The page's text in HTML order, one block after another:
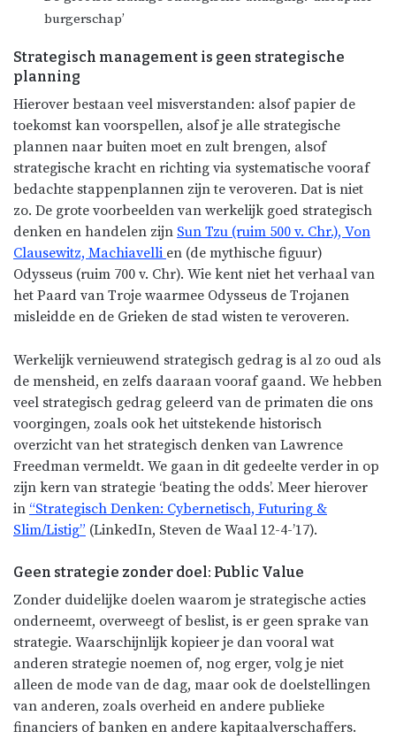
burgerschap’
Strategisch management is geen strategische
planning
Hierover bestaan veel misverstanden: alsof papier de
toekomst kan voorspellen, alsof je alle strategische
plannen naar buiten moet en zult brengen, alsof
strategische kracht en richting via systematische vooraf
bedachte stappenplannen zijn te veroveren. Dat is niet
zo. De grote voorbeelden van werkelijk goed strategisch
denken en handelen zijn Sun Tzu (ruim 500 v. Chr.), Von
Clausewitz, Machiavelli en (de mythische figuur)
Odysseus (ruim 700 v. Chr). Wie kent niet het verhaal van
het Paard van Troje waarmee Odysseus de Trojanen
misleidde en de Grieken de stad wisten te veroveren.
Werkelijk vernieuwend strategisch gedrag is al zo oud als
de mensheid, en zelfs daaraan vooraf gaand. We hebben
veel strategisch gedrag geleerd van de primaten die ons
voorgingen, zoals ook het uitstekende historisch
overzicht van het strategisch denken van Lawrence
Freedman vermeldt. We gaan in dit gedeelte verder in op
zijn kern van strategie ‘beating the odds’. Meer hierover
in “Strategisch Denken: Cybernetisch, Futuring &
Slim/Listig” (LinkedIn, Steven de Waal 12-4-’17).
Geen strategie zonder doel: Public Value
Zonder duidelijke doelen waarom je strategische acties
onderneemt, overweegt of beslist, is er geen sprake van
strategie. Waarschijnlijk kopieer je dan vooral wat
anderen strategie noemen of, nog erger, volg je niet
alleen de mode van de dag, maar ook de doelstellingen
van anderen, zoals overheid en andere publieke
financiers of banken en andere kapitaalverschaffers.